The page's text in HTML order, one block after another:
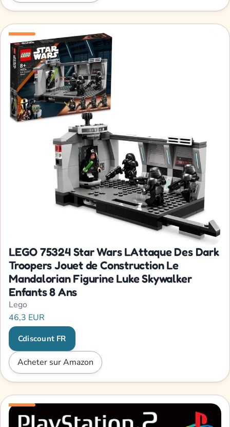
LEGO 75324 Star Wars LAttaque Des Dark
Troopers Jouet de Construction Le
Mandalorian Figurine Luke Skywalker
Enfants 8 Ans
Lego
46,3 EUR
Cdiscount FR
Acheter sur Amazon